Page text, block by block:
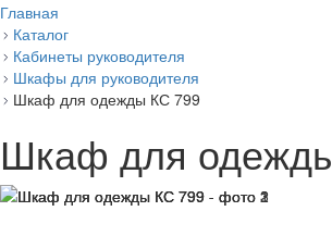
Главная
Каталог
Кабинеты руководителя
Шкафы для руководителя
Шкаф для одежды КС 799
Шкаф для